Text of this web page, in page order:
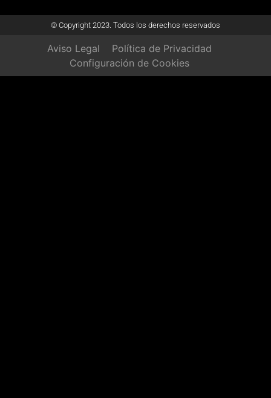
© Copyright 2023. Todos los derechos reservados
Aviso Legal
Política de Privacidad
Configuración de Cookies